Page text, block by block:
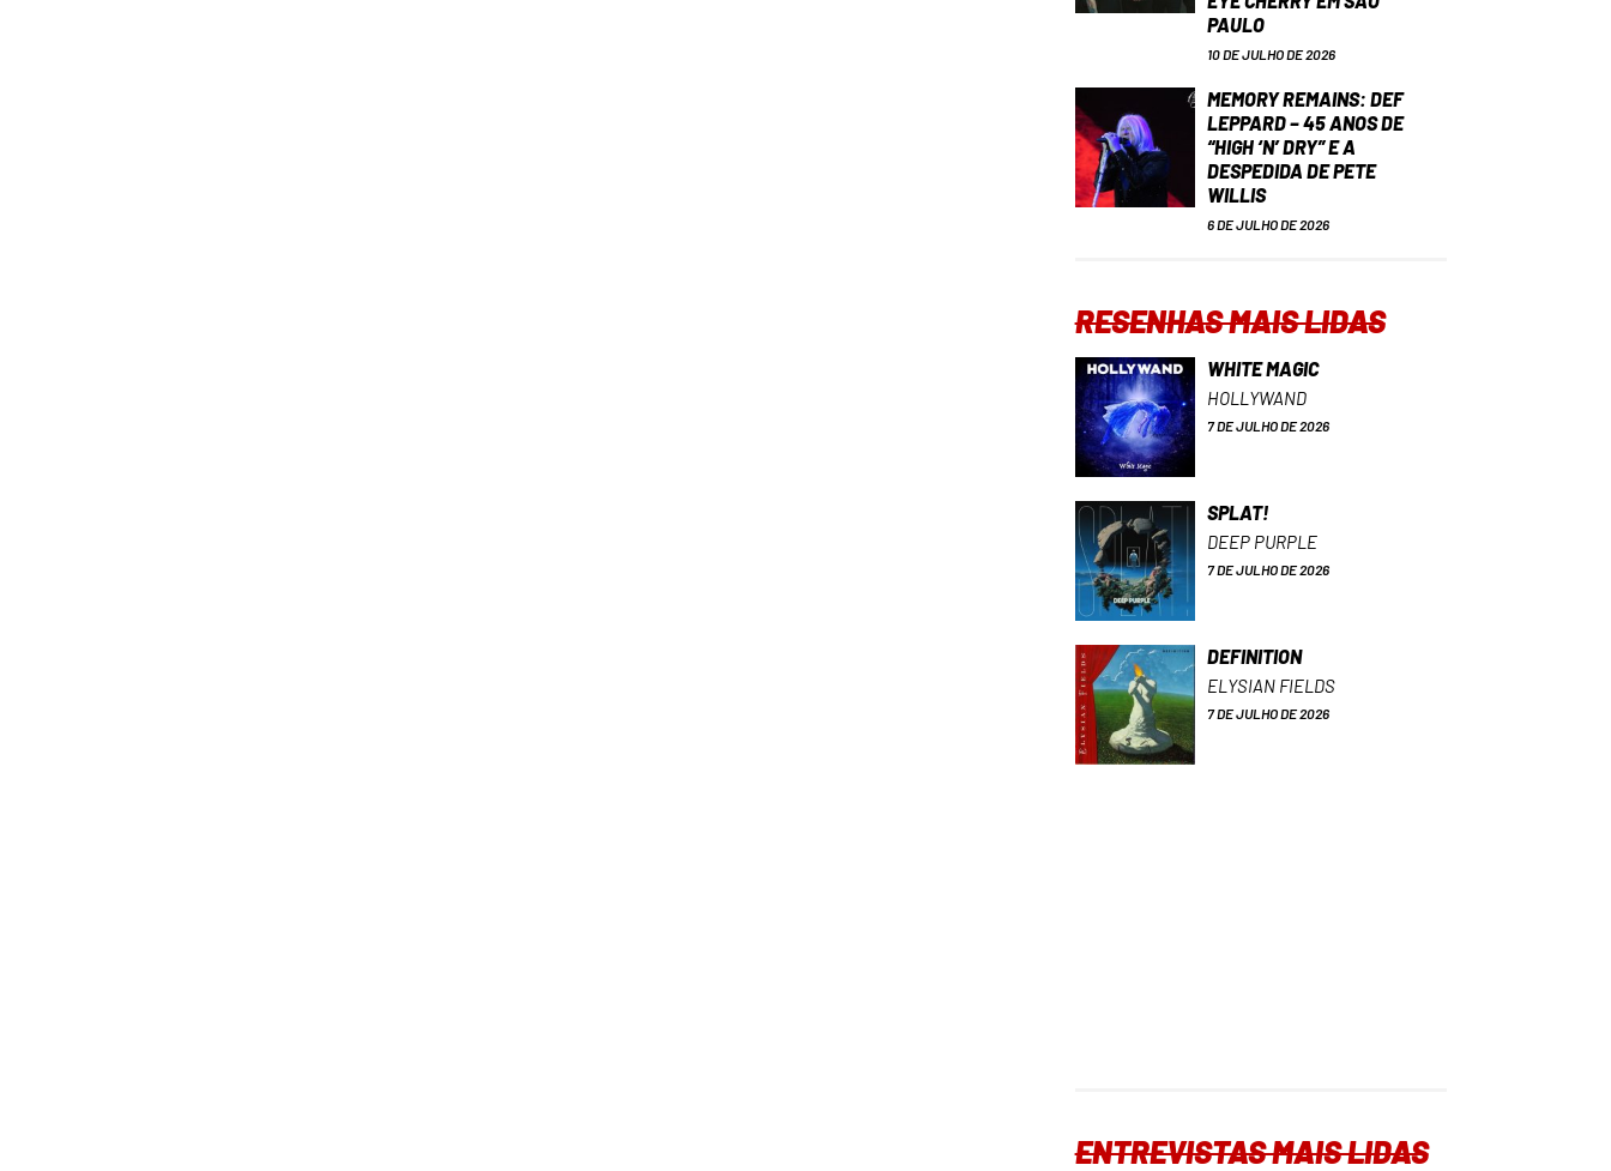
PAULO
10 DE JULHO DE 2026
MEMORY REMAINS: DEF
LEPPARD – 45 ANOS DE
“HIGH ‘N’ DRY” E A
DESPEDIDA DE PETE
WILLIS
6 DE JULHO DE 2026
RESENHAS MAIS LIDAS
WHITE MAGIC
HOLLYWAND
7 DE JULHO DE 2026
SPLAT!
DEEP PURPLE
7 DE JULHO DE 2026
DEFINITION
ELYSIAN FIELDS
7 DE JULHO DE 2026
ENTREVISTAS MAIS LIDAS